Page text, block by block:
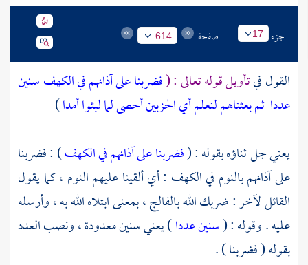
جزء 17 صفحة 614
القول فيتأويل قوله تعالى : (فضربنا على آذانهم في الكهف سنين
عددا ثم بعثناهم لنعلم أي الحزبين أحصى لما لبثوا أمدا)
يعني جل ثناؤه بقوله : (فضربنا على آذانهم في الكهف) : فضربنا
على آذانهم بالنوم في الكهف : أي ألقينا عليهم النوم ، كما يقول
القائل لآخر : ضربك الله بالفالج ، بمعنى ابتلاه الله به ، وأرسله
عليه . وقوله : (سنين عددا) يعني سنين معدودة ، ونصب العدد
بقوله ( فضربنا ) .